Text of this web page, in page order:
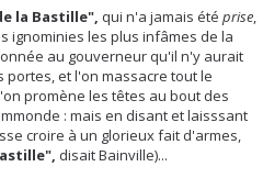
la Bastille", qui n'a jamais été prise,
ignominies les plus infâmes de la
au gouverneur qu'il n'y aurait
portes, et l'on massacre tout le
promène les têtes au bout des
: mais en disant et laisssant
croire à un glorieux fait d'armes,
disait Bainville)...